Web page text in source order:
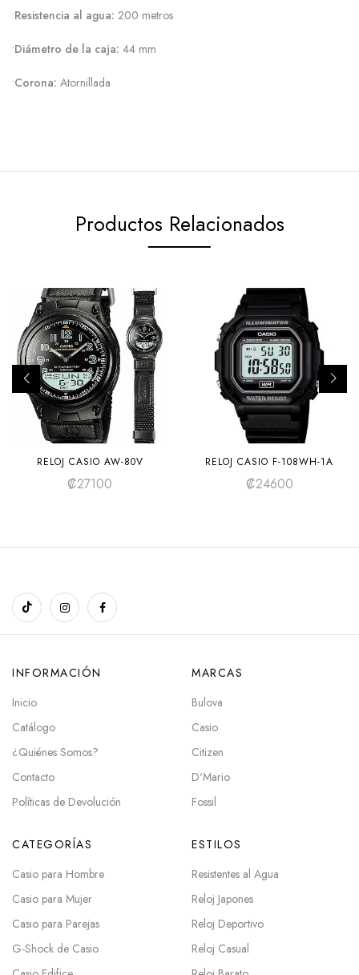
•Resistencia al agua: 200 metros
•Diámetro de la caja: 44 mm
•Corona: Atornillada
Productos Relacionados
RELOJ CASIO AW-80V
₡27100
RELOJ CASIO F-108WH-1A
₡24600
INFORMACIÓN
Inicio
Catálogo
¿Quiénes Somos?
Contacto
Políticas de Devolución
MARCAS
Bulova
Casio
Citizen
D'Mario
Fossil
CATEGORÍAS
Casio para Hombre
Casio para Mujer
Casio para Parejas
G-Shock de Casio
ESTILOS
Resistentes al Agua
Reloj Japones
Reloj Deportivo
Reloj Casual